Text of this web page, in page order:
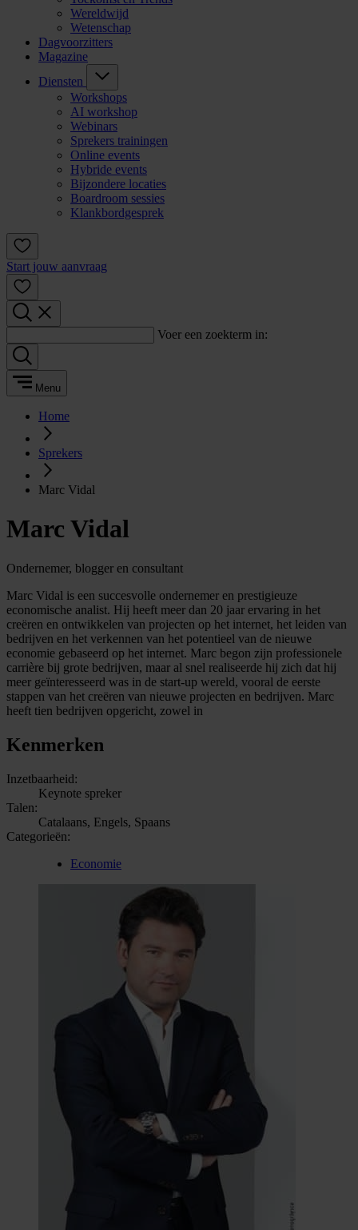
Wereldwijd
Wetenschap
Dagvoorzitters
Magazine
Diensten
Workshops
AI workshop
Webinars
Sprekers trainingen
Online events
Hybride events
Bijzondere locaties
Boardroom sessies
Klankbordgesprek
Start jouw aanvraag
Voer een zoekterm in:
Menu
Home
Sprekers
Marc Vidal
Marc Vidal
Ondernemer, blogger en consultant
Marc Vidal is een succesvolle ondernemer en prestigieuze
economische analist. Hij heeft meer dan 20 jaar ervaring in het
creëren en ontwikkelen van projecten op het internet, het leiden van
bedrijven en het verkennen van het potentieel van de nieuwe
economie gebaseerd op het internet. Marc begon zijn professionele
carrière bij grote bedrijven, maar al snel realiseerde hij zich dat hij
meer geïnteresseerd was in de start-up wereld, vooral de eerste
stappen van het creëren van nieuwe projecten en bedrijven. Marc
heeft tien bedrijven opgericht, zowel in
Kenmerken
Inzetbaarheid:
Keynote spreker
Talen:
Catalaans, Engels, Spaans
Categorieën:
Economie